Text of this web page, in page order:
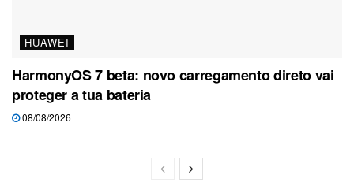
HUAWEI
HarmonyOS 7 beta: novo carregamento direto vai
proteger a tua bateria
08/08/2026